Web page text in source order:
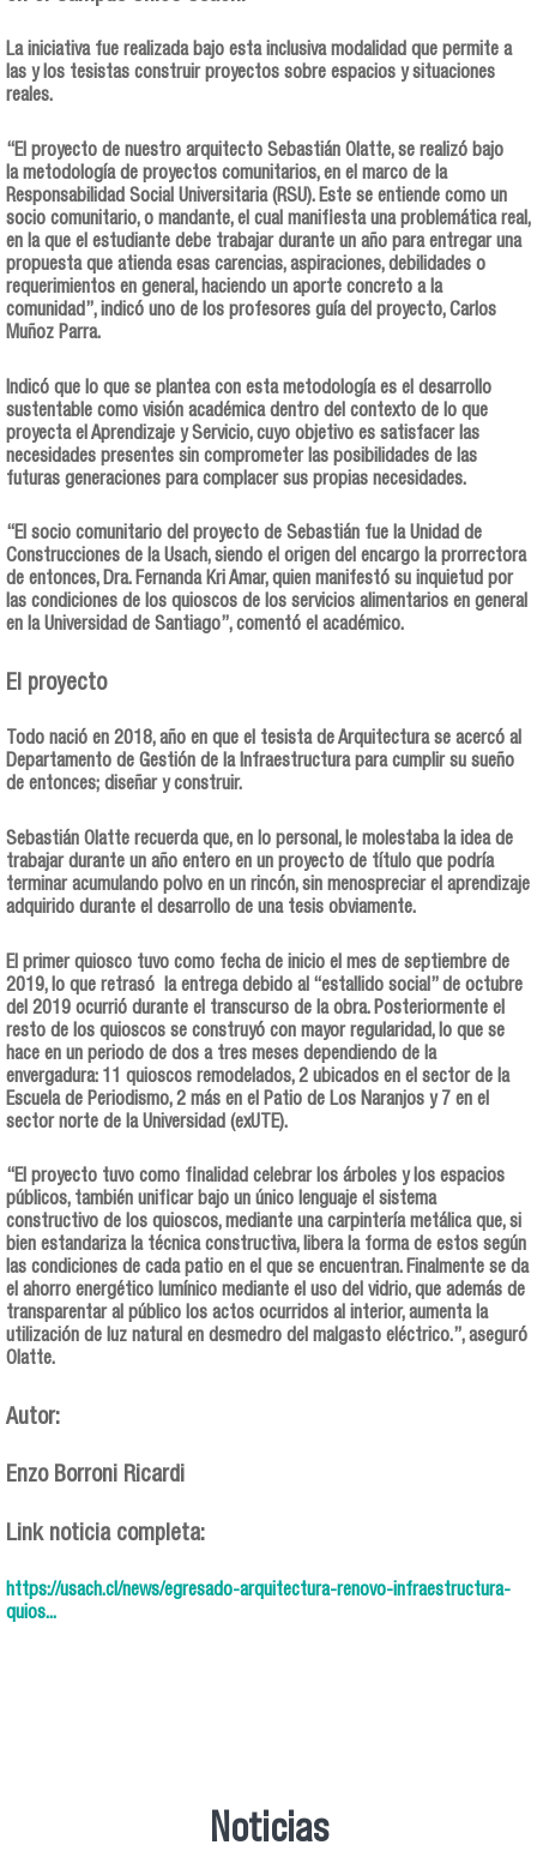
La iniciativa fue realizada bajo esta inclusiva modalidad que permite a
las y los tesistas construir proyectos sobre espacios y situaciones
reales.
“El proyecto de nuestro arquitecto Sebastián Olatte, se realizó bajo
lametodología de proyectos comunitarios, en el marco de la
Responsabilidad Social Universitaria (RSU). Este se entiende como un
socio comunitario, o mandante, el cual manifiesta una problemática real,
en la que el estudiante debe trabajar durante un año para entregar una
propuesta que atienda esas carencias, aspiraciones, debilidades o
requerimientos en general, haciendo un aporte concreto a la
comunidad”, indicó uno de los profesores guía del proyecto, Carlos
Muñoz Parra.
Indicó que lo que se plantea con esta metodología es el desarrollo
sustentable como visión académica dentro del contexto de lo que
proyecta el Aprendizaje y Servicio, cuyo objetivo es satisfacer las
necesidades presentes sin comprometer las posibilidades de las
futuras generaciones para complacer sus propias necesidades.
“El socio comunitario del proyecto de Sebastián fue la Unidad de
Construcciones de la Usach, siendo el origen del encargo la prorrectora
de entonces, Dra. Fernanda Kri Amar, quien manifestó su inquietud por
las condiciones de los quioscos de los servicios alimentarios en general
en la Universidad de Santiago”, comentó el académico.
El proyecto
Todo nació en 2018, año en que el tesista de Arquitectura se acercó al
Departamento de Gestión de la Infraestructura para cumplir su sueño
de entonces; diseñar y construir.
Sebastián Olatte recuerda que, en lo personal, le molestaba la idea de
trabajar durante un año entero en un proyecto de título que podría
terminar acumulando polvo en un rincón, sin menospreciar el aprendizaje
adquirido durante el desarrollo de una tesis obviamente.
El primer quiosco tuvo como fecha de inicio el mes de septiembre de
2019, lo que retrasó la entrega debido al “estallido social” de octubre
del 2019 ocurrió durante el transcurso de la obra. Posteriormente el
resto de los quioscos se construyó con mayor regularidad, lo que se
hace en un periodo de dos a tres meses dependiendo de la
envergadura: 11 quioscos remodelados, 2 ubicados en el sector de la
Escuela de Periodismo, 2 más en el Patio de Los Naranjos y 7 en el
sector norte de la Universidad (exUTE).
“El proyecto tuvo como finalidad celebrar los árboles y los espacios
públicos, también unificar bajo un único lenguaje el sistema
constructivo de los quioscos, mediante una carpintería metálica que, si
bien estandariza la técnica constructiva, libera la forma de estos según
las condiciones de cada patio en el que se encuentran. Finalmente se da
el ahorro energético lumínico mediante el uso del vidrio, que además de
transparentar al público los actos ocurridos al interior, aumenta la
utilización de luz natural en desmedro del malgasto eléctrico.”, aseguró
Olatte.
Autor:
Enzo Borroni Ricardi
Link noticia completa:
https://usach.cl/news/egresado-arquitectura-renovo-infraestructura-
quios...
Noticias